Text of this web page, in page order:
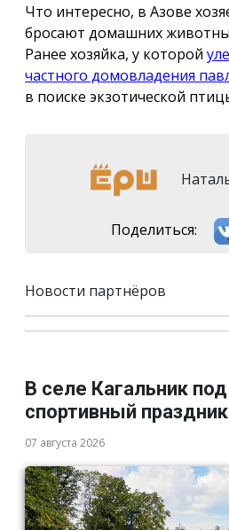
Что интересно, в Азове
бросают домашних
Ранее хозяйка, у которой
частного домовладения
в поиске экзотической
Поделиться:
Новости партнёров
В селе Кагальник
спортивный праздник
07 августа 2026